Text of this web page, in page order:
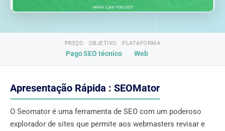
PREÇO
Pago
OBJETIVO
SEO técnico
PLATAFORMA
Web
Apresentação Rápida : SEOMator
O Seomator é uma ferramenta de SEO com um poderoso
explorador de sites que permite aos webmasters revisar e